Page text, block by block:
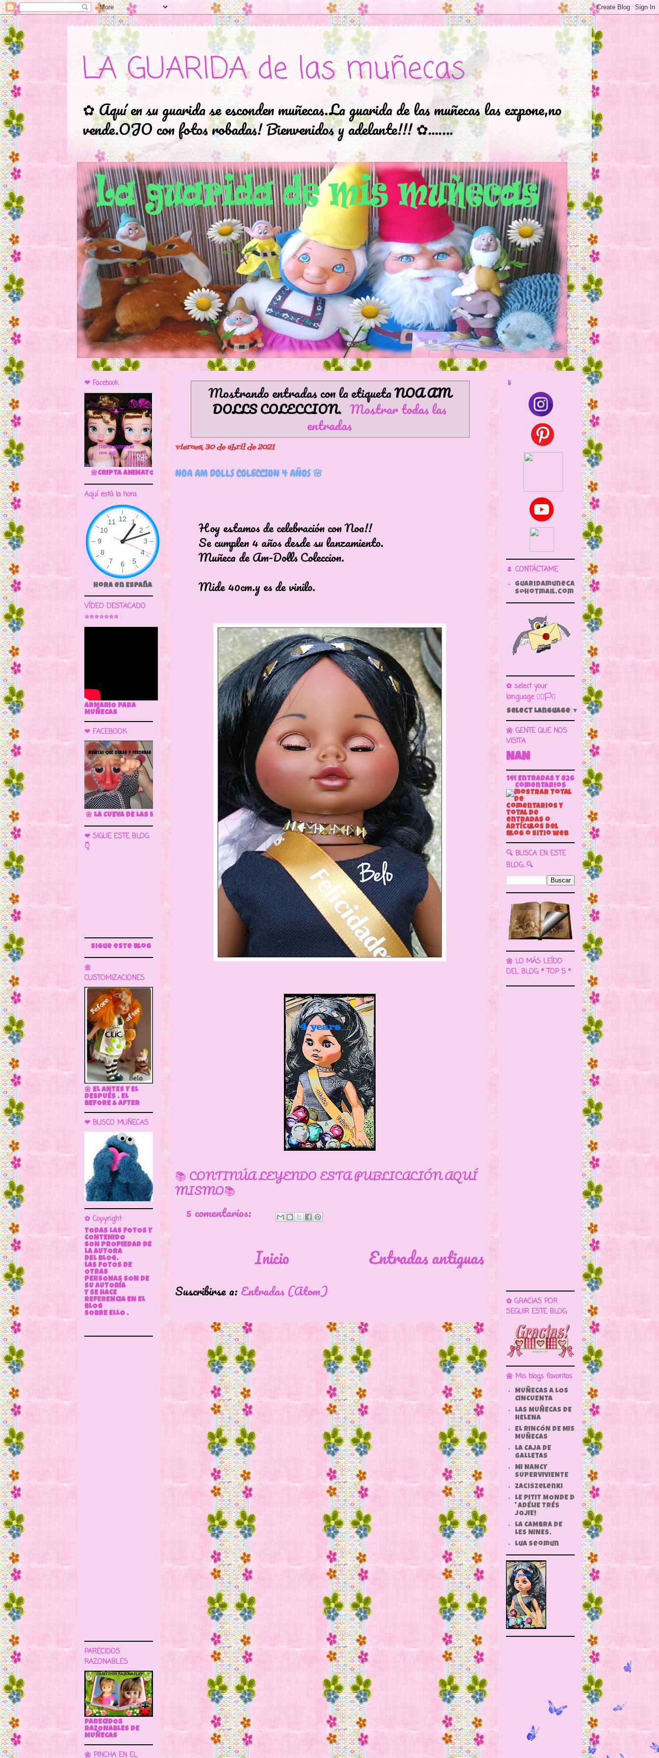
LA GUARIDA de las muñecas
✿ Aquí en su guarida se esconden muñecas.La guarida de las muñecas las expone,no
vende.OJO con fotos robadas! Bienvenidos y adelante!!! ✿...….
Mostrando entradas con la etiquetaNOA AM
DOLLS COLECCION. Mostrar todas las
entradas
viernes, 30 de abril de 2021
NOA AM DOLLS COLECCION 4 AÑOS 🌸
Hoy estamos de celebración con Noa!!
Se cumplen 4 años desde su lanzamiento.
Muñeca de Am-Dolls Coleccion.
Mide 40cm.y es de vinilo.
📚 CONTINÚA LEYENDO ESTA PUBLICACIÓN AQUÍ
MISMO📚
5 comentarios:
Entradas antiguas
Inicio
Suscribirse a: Entradas (Atom)
❤ Facebook
🌼CRIPTA ANIMATOR CAVE DOLL
Aquí está la hora
Hora en España
VÍDEO DESTACADO
⭐⭐⭐⭐⭐⭐⭐
ARMARIO PARA
MUÑECAS
❤ FACEBOOK
🌼 LA CUEVA DE LAS MUÑECAS
❤ SIGUE ESTE BLOG
👇
Sigue este blog para más información
🌼
CUSTOMIZACIONES
🌼 EL ANTES Y EL
DESPUÉS . EL
BEFORE & AFTER
❤ BUSCO MUÑECAS
✿ Copyright
TODAS LAS FOTOS Y
CONTENIDO
SON PROPIEDAD DE
LA AUTORA
DEL BLOG.
LAS FOTOS DE
OTRAS
PERSONAS SON DE
SU AUTORÍA
Y SE HACE
REFERENCIA EN EL
BLOG
SOBRE ELLO .
PARECIDOS
RAZONABLES
PARECIDOS
RAZONABLES DE
MUÑECAS
🌼 PINCHA EN EL
📱
🌷 CONTÁCTAME
guaridamuneca
s@hotmail.com
✿ select your
language 🏳️‍🌈🏳️🏁
Select Language ▼
🌼 GENTE QUE NOS
VISITA
NaN
141 Entradas y 826
Comentarios
🔍 BUSCA EN ESTE
BLOG...🔍
🌼 LO MÁS LEÍDO
DEL BLOG * TOP 5 *
✿ GRACIAS POR
SEGUIR ESTE BLOG
🌼 Mis blogs favoritos
MUÑECAS A LOS
CINCUENTA
LAS MUÑECAS DE
HELENA
EL RINCÓN DE MIS
MUÑECAS
LA CAJA DE
GALLETAS
MI NANCY
SUPERVIVIENTE
zaciszelenki
LE PITIT MONDE D
' ADÉLIE TRÉS
JOJIE!
LA CAMBRA DE
LES NINES.
Lua Seomun